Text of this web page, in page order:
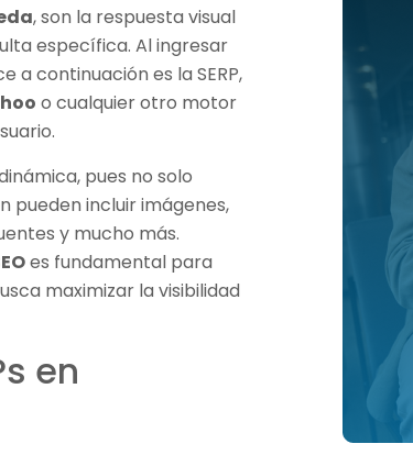
, son la respuesta visual
específica. Al ingresar
a continuación es la SERP,
o cualquier otro motor
pues no solo
pueden incluir imágenes,
y mucho más.
es fundamental para
maximizar la visibilidad
en